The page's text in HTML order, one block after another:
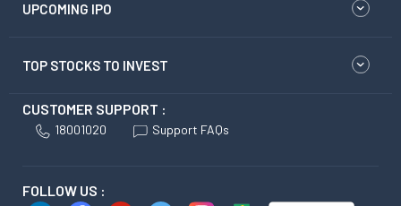
UPCOMING IPO
TOP STOCKS TO INVEST
CUSTOMER SUPPORT :
18001020 Support FAQs
FOLLOW US :